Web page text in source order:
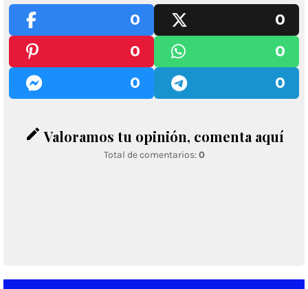
0
0
0
0
0
0
edit Valoramos tu opinión, comenta aquí
Total de comentarios:0